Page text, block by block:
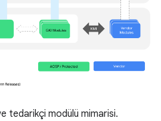
tedarikçi modülü mimarisi.